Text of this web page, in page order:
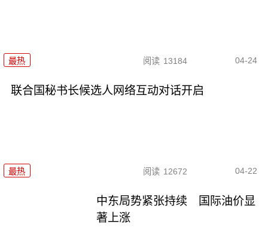
最热 阅读 13184 04-24
联合国秘书长候选人网络互动对话开启
最热 阅读 12672 04-22
中东局势紧张持续 国际油价显
著上涨